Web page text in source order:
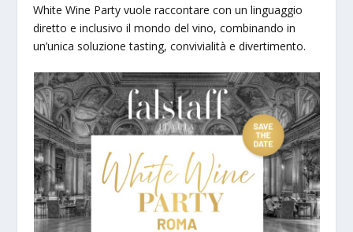
White Wine Party vuole raccontare con un linguaggio
diretto e inclusivo il mondo del vino, combinando in
un’unica soluzione tasting, convivialità e divertimento.